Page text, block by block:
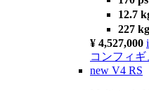
12.7
227 kg
¥ 4,527,000 i
コンフィ
new V4 RS